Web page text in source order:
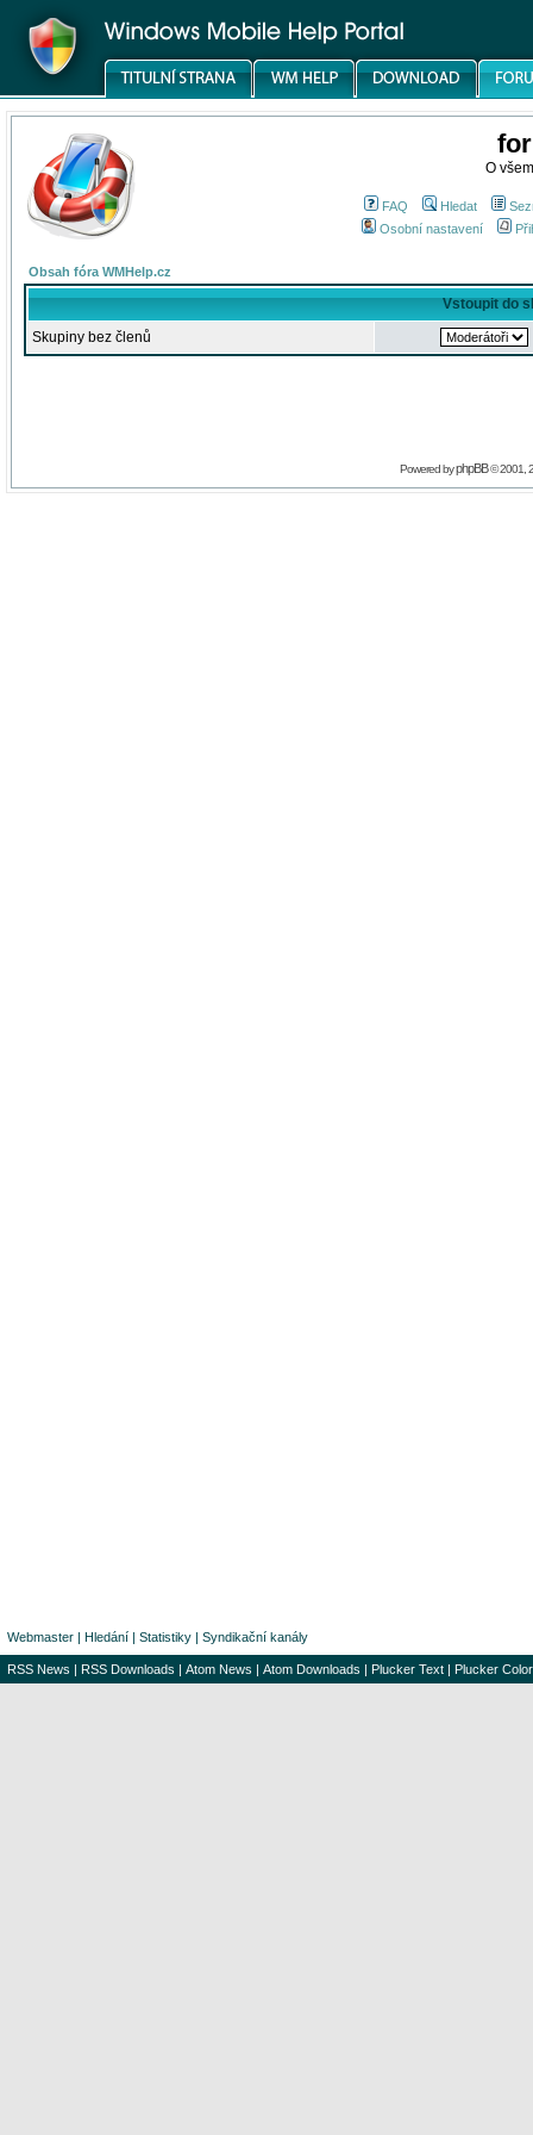
O
FAQ Hledat
Osobní nastavení
Obsah fóra WMHelp.cz
Vstoupit do
Skupiny bez členů
Powered byphpBB© 2001,
Webmaster | Hledání | Statistiky | Syndikační kanály
RSS News | RSS Downloads | Atom News | Atom Downloads | Plucker Text | Plucker Color